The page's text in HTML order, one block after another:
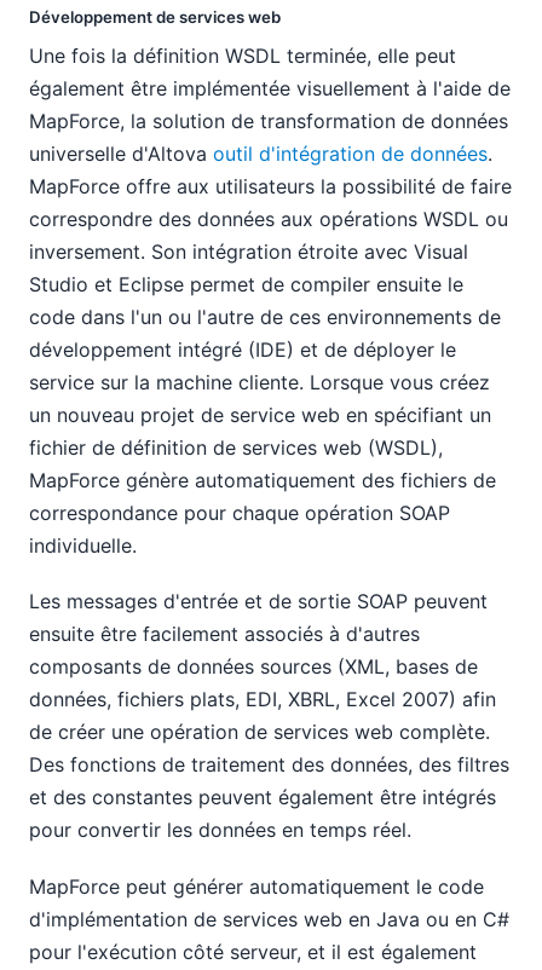
Développement de services web
Une fois la définition WSDL terminée, elle peut
également être implémentée visuellement à l'aide de
MapForce, la solution de transformation de données
universelle d'Altova outil d'intégration de données.
MapForce offre aux utilisateurs la possibilité de faire
correspondre des données aux opérations WSDL ou
inversement. Son intégration étroite avec Visual
Studio et Eclipse permet de compiler ensuite le
code dans l'un ou l'autre de ces environnements de
développement intégré (IDE) et de déployer le
service sur la machine cliente. Lorsque vous créez
un nouveau projet de service web en spécifiant un
fichier de définition de services web (WSDL),
MapForce génère automatiquement des fichiers de
correspondance pour chaque opération SOAP
individuelle.
Les messages d'entrée et de sortie SOAP peuvent
ensuite être facilement associés à d'autres
composants de données sources (XML, bases de
données, fichiers plats, EDI, XBRL, Excel 2007) afin
de créer une opération de services web complète.
Des fonctions de traitement des données, des filtres
et des constantes peuvent également être intégrés
pour convertir les données en temps réel.
MapForce peut générer automatiquement le code
d'implémentation de services web en Java ou en C#
pour l'exécution côté serveur, et il est également